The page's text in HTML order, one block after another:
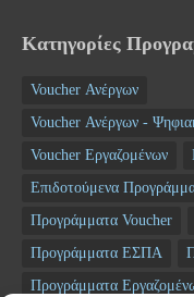
Κατηγορίες
Voucher Ανέργων
Voucher Ανέργων -
Voucher Εργαζομένων
Επιδοτούμενα
Προγράμματα Voucher
Προγράμματα ΕΣΠΑ
Προγράμματα